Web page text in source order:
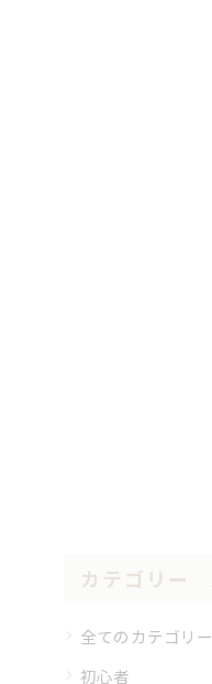
カテゴリー
全てのカテゴリー
初心者